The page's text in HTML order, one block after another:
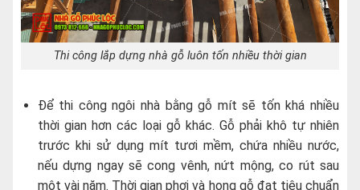
Thi công lắp dựng nhà gỗ luôn tốn nhiều thời gian
Để thi công ngôi nhà bằng gỗ mít sẽ tốn khá nhiều
thời gian hơn các loại gỗ khác. Gỗ phải khô tự nhiên
trước khi sử dụng mít tươi mềm, chứa nhiều nước,
nếu dựng ngay sẽ cong vênh, nứt mộng, co rút sau
một vài năm. Thời gian phơi và hong gỗ đạt tiêu chuẩn